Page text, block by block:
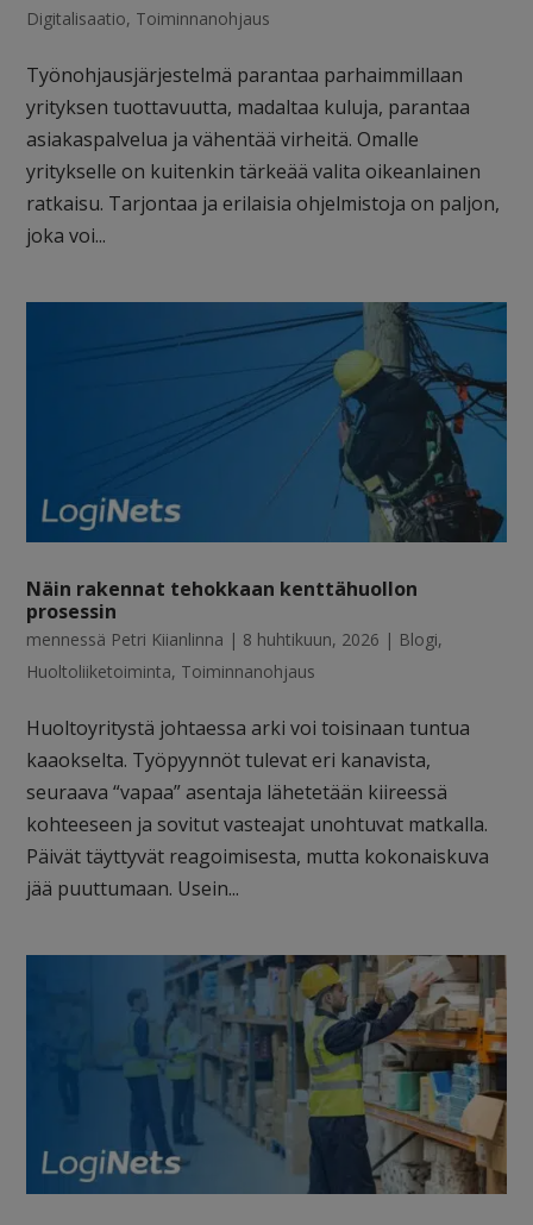
Digitalisaatio, Toiminnanohjaus
Työnohjausjärjestelmä parantaa parhaimmillaan
yrityksen tuottavuutta, madaltaa kuluja, parantaa
asiakaspalvelua ja vähentää virheitä. Omalle
yritykselle on kuitenkin tärkeää valita oikeanlainen
ratkaisu. Tarjontaa ja erilaisia ohjelmistoja on paljon,
joka voi...
Näin rakennat tehokkaan kenttähuollon
prosessin
mennessä Petri Kiianlinna | 8 huhtikuun, 2026 | Blogi,
Huoltoliiketoiminta, Toiminnanohjaus
Huoltoyritystä johtaessa arki voi toisinaan tuntua
kaaokselta. Työpyynnöt tulevat eri kanavista,
seuraava “vapaa” asentaja lähetetään kiireessä
kohteeseen ja sovitut vasteajat unohtuvat matkalla.
Päivät täyttyvät reagoimisesta, mutta kokonaiskuva
jää puuttumaan. Usein...